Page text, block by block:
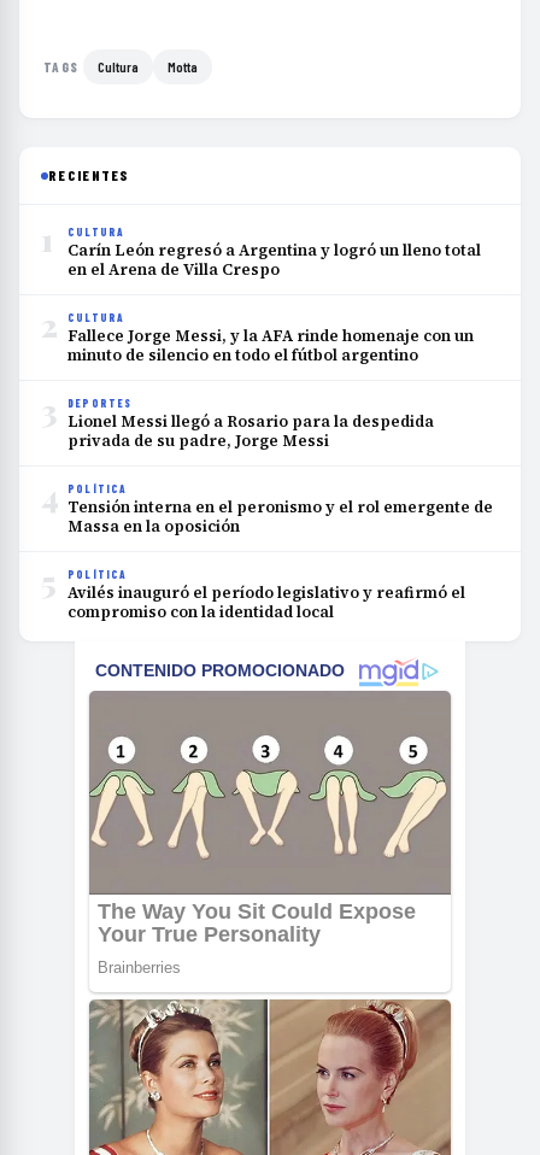
TAGS Cultura Motta
RECIENTES
1 CULTURA
Carín León regresó a Argentina y logró un lleno total
en el Arena de Villa Crespo
2 CULTURA
Fallece Jorge Messi, y la AFA rinde homenaje con un
minuto de silencio en todo el fútbol argentino
3 DEPORTES
Lionel Messi llegó a Rosario para la despedida
privada de su padre, Jorge Messi
4 POLÍTICA
Tensión interna en el peronismo y el rol emergente de
Massa en la oposición
5 POLÍTICA
Avilés inauguró el período legislativo y reafirmó el
compromiso con la identidad local